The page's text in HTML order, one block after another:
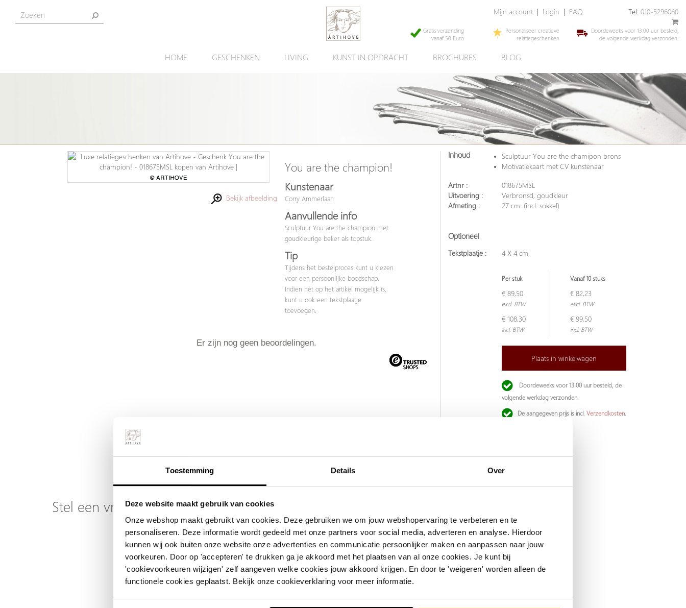
Toestemming Details Over
Deze website maakt gebruik van cookies
Onze webshop maakt gebruikt van cookies. Deze gebruiken we om jouw webshopervaring te verbeteren en te
personaliseren. Deze informatie wordt gedeeld met onze partners voor social media, adverteren en analyse. Hierdoor
kunnen wij ook buiten onze website onze advertenties en communicatie persoonlijker maken en aanpassen naar jouw
voorkeuren. Door op 'accepteren' te drukken ga je akkoord met het plaatsen van al onze cookies. Je kunt bij
'cookievoorkeuren wijzigen' zelf aangeven welke cookies jouw akkoord krijgen. En door te 'weigeren' worden alleen de
functionele cookies geplaatst. Bekijk onze cookieverklaring voor meer informatie.
Mijn account Login FAQ Tel: 010-5296060
Gratis verzending
vanaf 50 Euro
Personaliseer creatieve
relatiegeschenken
Doordeweeks voor 13.00 uur besteld,
de volgende werkdag verzonden.
HOME GESCHENKEN LIVING KUNST IN OPDRACHT BROCHURES BLOG
Bekijk afbeelding
You are the champion!
Kunstenaar
Corry Ammerlaan
Aanvullende info
Sculptuur You are the champion met
goudkleurige beker als topstuk.
Tip
Tijdens het bestelproces kunt u kiezen
voor een persoonlijke boodschap.
Indien het op het artikel mogelijk is,
kunt u ook een tekstplaatje
toevoegen.
Er zijn nog geen beoordelingen.
Inhoud
Sculptuur You are the chamipon brons
Motivatiekaart met CV kunstenaar
Artnr :
018675MSL
Uitvoering :
Verbronsd, goudkleur
Afmeting :
27 cm. (incl. sokkel)
Optioneel
Tekstplaatje : 4 X 4 cm.
Per stuk Vanaf 10 stuks
€ 89,50
excl. BTW
€ 82,23
excl. BTW
€ 108,30
incl. BTW
€ 99,50
incl. BTW
Plaats in winkelwagen
Doordeweeks voor 13.00 uur besteld, de
volgende werkdag verzonden.
De aangegeven prijs is incl. Verzendkosten.
Stel een vraag over dit product
Uw naam
Emailadres
Uw vraag